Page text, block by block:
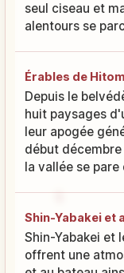
seul ciseau et
alentours se
Érables de
Depuis le
huit paysages
leur apogée
début
la vallée se
Shin-Yabakei et
Shin-Yabakei et
offrent une